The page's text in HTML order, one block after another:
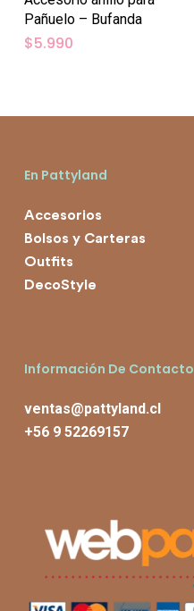
Pañuelo – Bufanda
$5.990
En Pattyland
Accesorios
Bolsos y Carteras
Outfits
DecoStyle
Información De Contacto
ventas@pattyland.cl
+56 9 52269157